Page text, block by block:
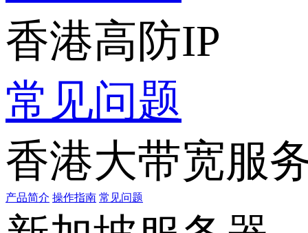
香港高防IP
常见问题
香港大带宽服
产品简介 操作指南 常见问题